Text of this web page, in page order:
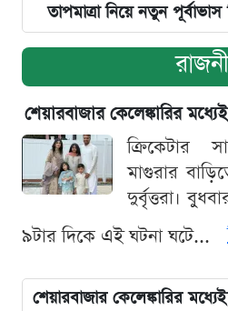
তাপমাত্রা নিয়ে নতুন
শেয়ারবাজার কেলেঙ্কারির
ক্রিকেটার
মাগুরার
দুর্বৃত্তরা।
৯টার দিকে এই ঘটনা ঘটে...
শেয়ারবাজার কেলেঙ্কারির